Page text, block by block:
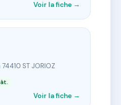
Voir la fiche →
ST JORIOZ
Voir la fiche →